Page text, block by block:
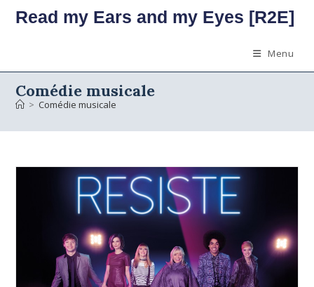
Read my Ears and my Eyes [R2E]
Menu
Comédie musicale
> Comédie musicale